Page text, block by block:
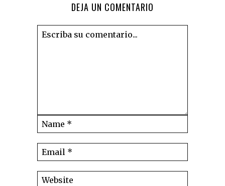
DEJA UN COMENTARIO